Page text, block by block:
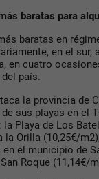
baratas para
baratas en
en el sur,
en cuatro
país.
la provincia de
sus playas en el
Playa de Los
la Orilla (10,25€/
el municipio de
Roque (11,14€/